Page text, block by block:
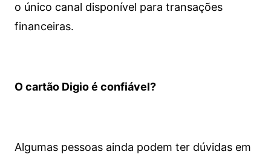
o único canal disponível para transações
financeiras.
O cartão Digio é confiável?
Algumas pessoas ainda podem ter dúvidas em